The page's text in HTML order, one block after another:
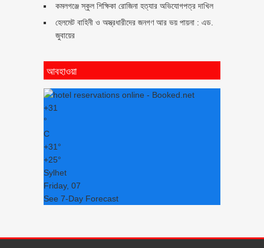
কমলগঞ্জে স্কুল শিক্ষিকা রোজিনা হত্যার অভিযোগপত্র দাখিল
হেলমেট বাহিনী ও অস্ত্রধারীদের জনগণ আর ভয় পায়না : এড.
জুবায়ের
আবহাওয়া
+31
°
C
+31°
+25°
Sylhet
Friday, 07
See 7-Day Forecast